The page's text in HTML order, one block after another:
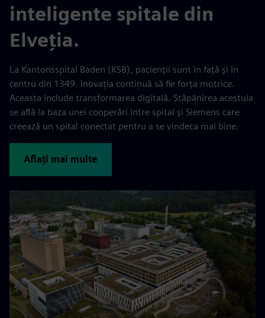
inteligente spitale din
Elveția.
La Kantonsspital Baden (KSB), pacienții sunt în față și în
centru din 1349. Inovația continuă să fie forța motrice.
Aceasta include transformarea digitală. Stăpânirea acestuia
se află la baza unei cooperări între spital și Siemens care
creează un spital conectat pentru a se vindeca mai bine.
Aflați mai multe